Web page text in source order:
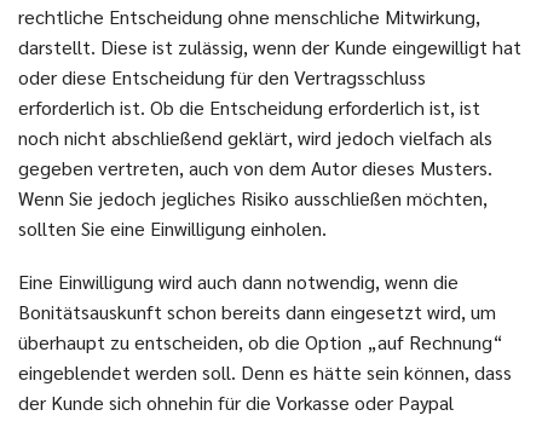
rechtliche Entscheidung ohne menschliche Mitwirkung,
darstellt. Diese ist zulässig, wenn der Kunde eingewilligt hat
oder diese Entscheidung für den Vertragsschluss
erforderlich ist. Ob die Entscheidung erforderlich ist, ist
noch nicht abschließend geklärt, wird jedoch vielfach als
gegeben vertreten, auch von dem Autor dieses Musters.
Wenn Sie jedoch jegliches Risiko ausschließen möchten,
sollten Sie eine Einwilligung einholen.
Eine Einwilligung wird auch dann notwendig, wenn die
Bonitätsauskunft schon bereits dann eingesetzt wird, um
überhaupt zu entscheiden, ob die Option „auf Rechnung“
eingeblendet werden soll. Denn es hätte sein können, dass
der Kunde sich ohnehin für die Vorkasse oder Paypal